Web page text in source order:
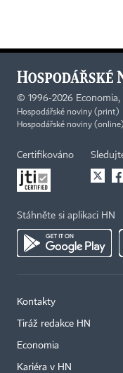
© 1996-2026 Economia,
Hospodářské noviny (print)
Hospodářské noviny
Certifikováno
Stáhněte si aplikaci HN
Kontakty
Tiráž redakce HN
Economia
Kariéra v HN